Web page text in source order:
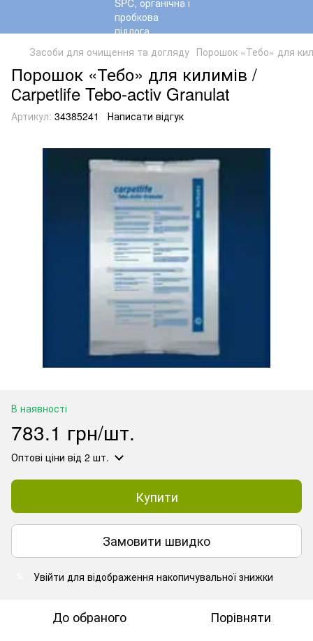
Засоби для очищення та догляду Порошок «Тебо» для
Порошок «Тебо» для килимів /
Сarpetlife Tebo-activ Granulat
Артикул: 34385241 Написати відгук
В наявності
783.1 грн/шт.
Оптові ціни від 2 шт.
Купити
Замовити швидко
Увійти для відображення накопичувальної знижки
До обраного Порівняти